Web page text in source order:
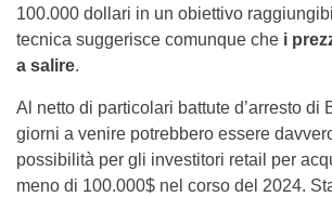
100.000 dollari in un obiettivo
tecnica suggerisce comunque che i
a salire.
Al netto di particolari battute d’arresto di
giorni a venire potrebbero essere
possibilità per gli investitori retail per
meno di 100.000$ nel corso del 2024.